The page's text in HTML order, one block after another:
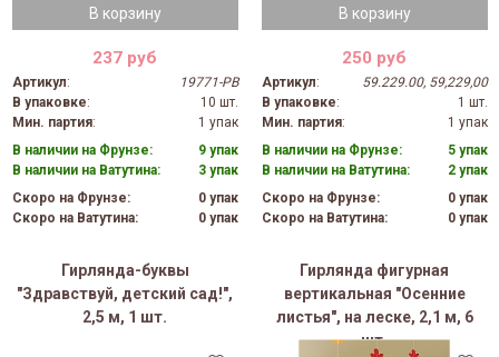
В корзину
237 руб
Артикул:
19771-PB
В упаковке:
10 шт.
Мин. партия:
1 упак
В наличии на Фрунзе:
9 упак
В наличии на Ватутина:
3 упак
Скоро на Фрунзе:
0 упак
Скоро на Ватутина:
0 упак
В корзину
250 руб
Артикул:
59.229.00, 59,229,00
В упаковке:
1 шт.
Мин. партия:
1 упак
В наличии на Фрунзе:
5 упак
В наличии на Ватутина:
2 упак
Скоро на Фрунзе:
0 упак
Скоро на Ватутина:
0 упак
Гирлянда-буквы
"Здравствуй, детский сад!",
2,5 м, 1 шт.
Гирлянда фигурная
вертикальная "Осенние
листья", на леске, 2,1 м, 6
шт.